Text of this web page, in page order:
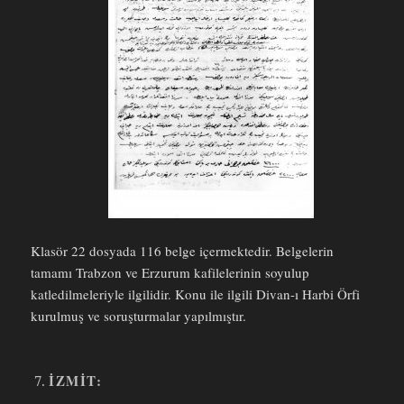
Klasör 22 dosyada 116 belge içermektedir. Belgelerin
tamamı Trabzon ve Erzurum kafilelerinin soyulup
katledilmeleriyle ilgilidir. Konu ile ilgili Divan-ı Harbi Örfi
kurulmuş ve soruşturmalar yapılmıştır.
İZMIT: